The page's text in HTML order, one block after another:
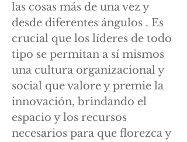
las cosas más de una vez y
desde diferentes ángulos . Es
crucial que los líderes de todo
tipo se permitan a sí mismos
una cultura organizacional y
social que valore y premie la
innovación, brindando el
espacio y los recursos
necesarios para que florezca y